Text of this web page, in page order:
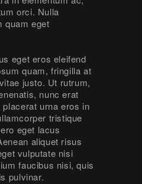
orci. Nulla
quam eget
eget eros eleifend
quam, fringilla at
justo. Ut rutrum,
nunc erat
urna eros in
tristique
eget lacus
aliquet risus
vulputate nisi
faucibus nisi, quis
pulvinar.